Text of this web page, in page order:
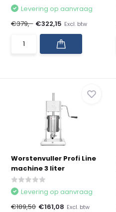
Levering op aanvraag
€379,- €322,15 Excl. btw
Worstenvuller Profi Line
machine 3 liter
Levering op aanvraag
€189,50 €161,08 Excl. btw